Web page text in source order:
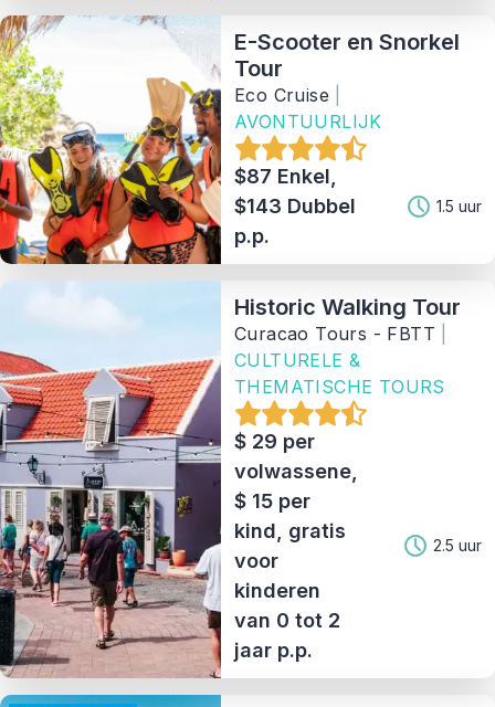
Prijsklasse
Activiteit
Soort
Aanbieder
Sorteer Op
Matching Properties
Show Results
E-Scooter en Snorkel
Tour
Eco Cruise
AVONTUURLIJK
$87 Enkel,
$143 Dubbel
p.p.
1.5 uur
Historic Walking Tour
Curacao Tours - FBTT
CULTURELE &
THEMATISCHE TOURS
$ 29 per
volwassene,
$ 15 per
kind, gratis
voor
kinderen
van 0 tot 2
jaar p.p.
2.5 uur